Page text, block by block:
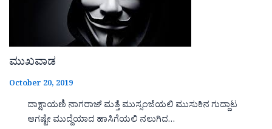
ಮುಖವಾಡ
October 20, 2019
ದಾಕ್ಷಾಯಣಿ ನಾಗರಾಜ್ ಮತ್ತೆ ಮುಸ್ಸಂಜೆಯಲಿ ಮುಸುಕಿನ ಗುದ್ದಾಟ
ಆಗಷ್ಟೇ ಮುದ್ದೆಯಾದ ಹಾಸಿಗೆಯಲಿ ನಲುಗಿದ…